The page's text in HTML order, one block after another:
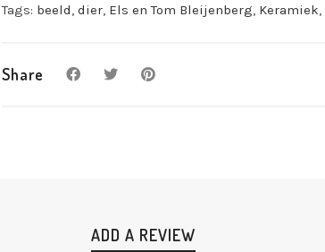
quantity
Tags: beeld, dier, Els en Tom Bleijenberg, Keramiek,
Share
ADD A REVIEW